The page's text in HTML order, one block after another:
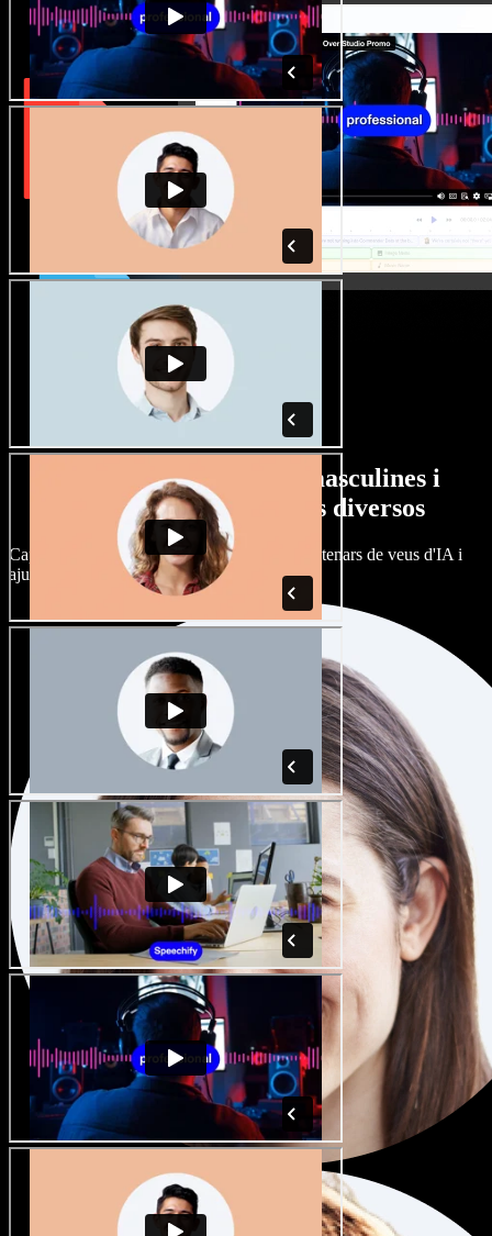
Gran varietat de veus masculines i
femenines amb accents diversos
Cap projecte ha de sonar igual. Tria entre centenars de veus d'IA i
ajusta'n l’accent.